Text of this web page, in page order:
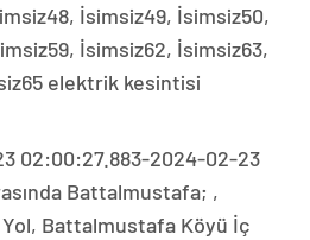
İsimsiz49, İsimsiz50,
İsimsiz62, İsimsiz63,
elektrik kesintisi
02:00:27.883-2024-02-23
Battalmustafa; ,
Battalmustafa Köyü İç